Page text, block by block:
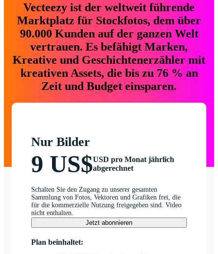
Vecteezy ist der weltweit führende
Marktplatz für Stockfotos, dem über
90.000 Kunden auf der ganzen Welt
vertrauen. Es befähigt Marken,
Kreative und Geschichtenerzähler mit
kreativen Assets, die bis zu 76 % an
Zeit und Budget einsparen.
Nur Bilder
9 US$USD pro Monat jährlich
abgerechnet
Schalten Sie den Zugang zu unserer gesamten
Sammlung von Fotos, Vektoren und Grafiken frei, die
für die kommerzielle Nutzung freigegeben sind. Video
nicht enthalten.
Jetzt abonnieren
Plan beinhaltet: